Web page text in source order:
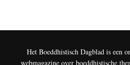
Het Boeddhistisch Dagblad is een
webmagazine over boeddhistische